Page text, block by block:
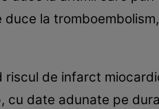
la
riscul de infarct
cu date adunate pe